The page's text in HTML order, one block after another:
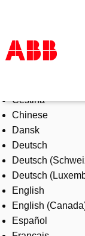
Products &
Industries
Services
About us
Where to buy
Contact us
Careers
Čeština
Chinese
Dansk
Deutsch
Deutsch
Deutsch
English
English
Español